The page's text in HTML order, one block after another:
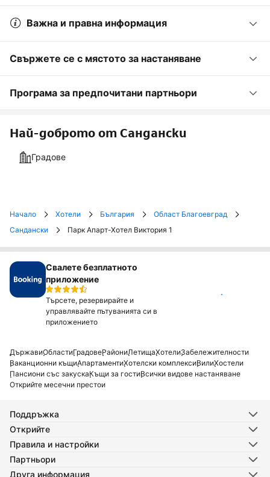
Важна и правна информация
Свържете се с мястото за настаняване
Програма за предпочитани партньори
Най-доброто от Сандански
Градове
Начало Хотели България
Област Благоевград
Сандански
Парк Апарт-Хотел Виктория 1
Свалете безплатното
приложение
Търсете, резервирайте и
управлявайте пътуванията си в
приложението
Инсталирай
ДържавиОбластиГрадовеРайониЛетищаХотелиЗабележителности
Ваканционни къщиАпартаментиХотелски комплексиВилиХостели
Пансиони със закускаКъщи за гостиВсички видове настаняване
Открийте месечни престои
Поддръжка
Открийте
Правила и настройки
Партньори
Друга информация